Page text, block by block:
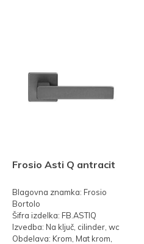
Frosio Asti Q antracit
Blagovna znamka: Frosio
Bortolo
Šifra izdelka: FB.ASTIQ
Izvedba: Na ključ, cilinder, wc
Obdelava: Krom, Mat krom,